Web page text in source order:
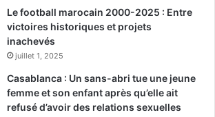
Le football marocain 2000-2025 : Entre
victoires historiques et projets
inachevés
juillet 1, 2025
Casablanca : Un sans-abri tue une jeune
femme et son enfant après qu’elle ait
refusé d’avoir des relations sexuelles